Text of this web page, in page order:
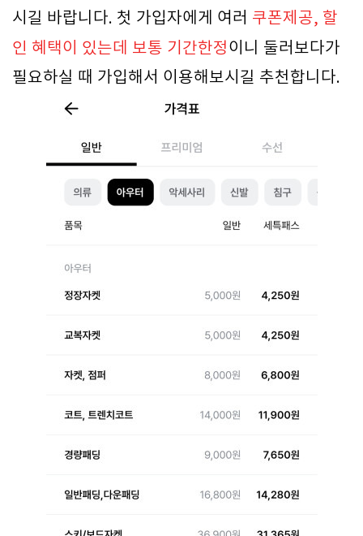
시길 바랍니다. 첫 가입자에게 여러 쿠폰제공, 할
인 혜택이 있는데 보통 기간한정이니 둘러보다가
필요하실 때 가입해서 이용해보시길 추천합니다.